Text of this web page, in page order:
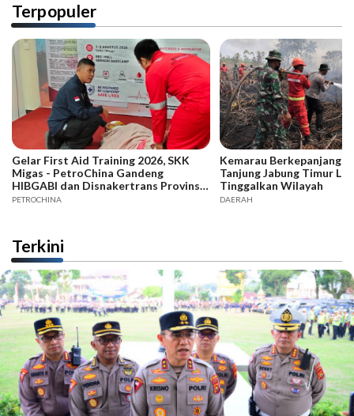
Terpopuler
Gelar First Aid Training 2026, SKK
Migas - PetroChina Gandeng
HIBGABI dan Disnakertrans Provinsi
Jambi
PETROCHINA
Kemarau
Tanjung Jabung Timur
Tinggalkan Wilayah
DAERAH
Terkini